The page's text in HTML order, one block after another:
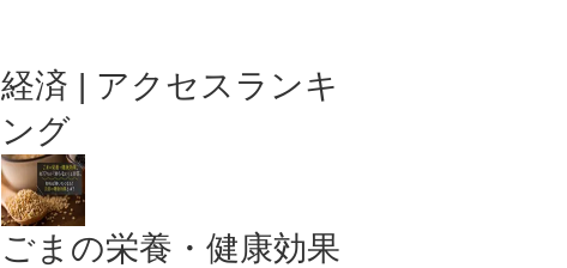
経済 | アクセスランキ
ング
ごまの栄養・健康効果